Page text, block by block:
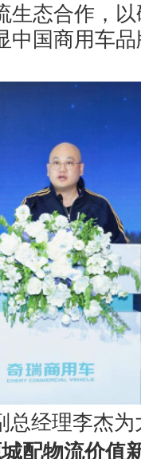
生态合作，
中国商用车
总经理李杰为
配物流价值